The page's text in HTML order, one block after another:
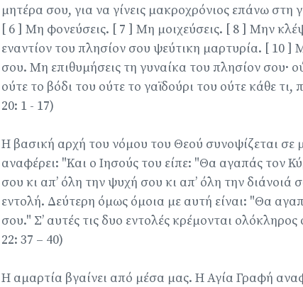
μητέρα σου, για να γίνεις μακροχρόνιος επάνω στη
[ 6 ] Μη φονεύσεις. [ 7 ] Μη μοιχεύσεις. [ 8 ] Μην
εναντίον του πλησίον σου ψεύτικη μαρτυρία. [ 10 ]
σου. Μη επιθυμήσεις τη γυναίκα του πλησίον σου·
ούτε το βόδι του ούτε το γαϊδούρι του ούτε κάθε
20: 1 - 17)
Η βασική αρχή του νόμου του Θεού συνοψίζεται σε
αναφέρει: "Και ο Ιησούς του είπε: "Θα αγαπάς τον
σου κι απ’ όλη την ψυχή σου κι απ’ όλη την διάνοιά
εντολή. Δεύτερη όμως όμοια με αυτή είναι: "Θα
σου." Σ’ αυτές τις δυο εντολές κρέμονται
22: 37 – 40)
Η αμαρτία βγαίνει από μέσα μας. Η Αγία Γραφή